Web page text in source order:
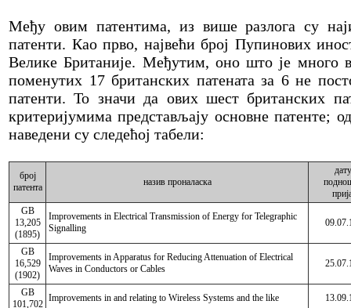
Међу овим патентима, из више разлога су
патенти. Као прво, највећи број Пупинових
Велике Британије. Међутим, оно што је много
поменутих 17 британских патената за 6 не
патенти. То значи да ових шест британских
критеријумима представљају основне патенте;
наведени су следећој табели:
број
патента
назив проналаска
GB
13,205
(1895)
Improvements in Electrical Transmission of Energy for Telegraphic
Signalling
GB
16,529
(1902)
Improvements in Apparatus for Reducing Attenuation of Electrical
Waves in Conductors or Cables
GB
101,702
Improvements in and relating to Wireless Systems and the like